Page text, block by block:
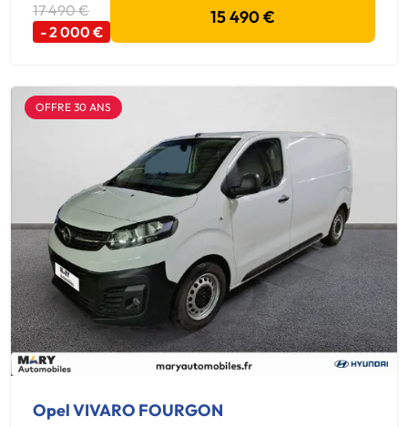
17 490 €
- 2 000 €
15 490 €
OFFRE 30 ANS
Opel VIVARO FOURGON